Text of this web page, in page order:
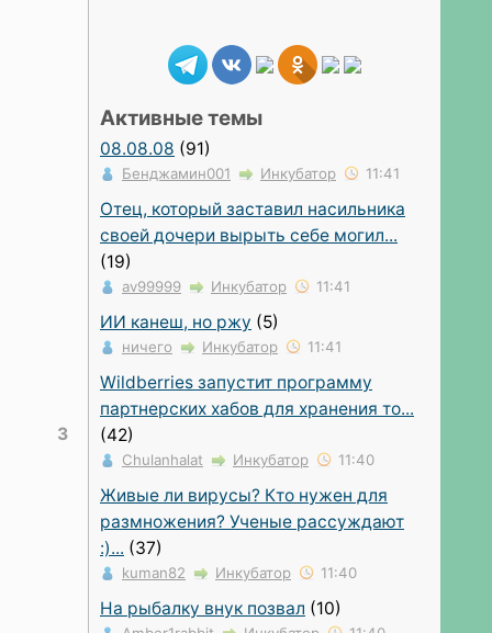
3
Активные темы
08.08.08 (91)
Бенджамин001 Инкубатор 11:41
Отец, который заставил насильника
своей дочери вырыть себе могил...
(19)
av99999 Инкубатор 11:41
ИИ канеш, но ржу (5)
ничего Инкубатор 11:41
Wildberries запустит программу
партнерских хабов для хранения то...
(42)
Chulanhalat Инкубатор 11:40
Живые ли вирусы? Кто нужен для
размножения? Ученые рассуждают
:)... (37)
kuman82 Инкубатор 11:40
На рыбалку внук позвал (10)